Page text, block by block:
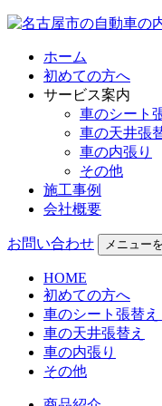
ホーム
初めての方へ
サービス案内
車のシート
車の天井張
車の内張り
その他
施工事例
会社概要
お問い合わせ メニュー
HOME
初めての方へ
車のシート張替え
車の天井張替え
車の内張り
その他